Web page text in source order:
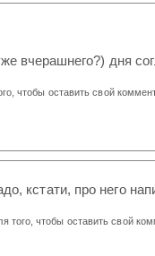
вчерашнего?) дня
чтобы оставить свой
кстати, про него
того, чтобы оставить свой